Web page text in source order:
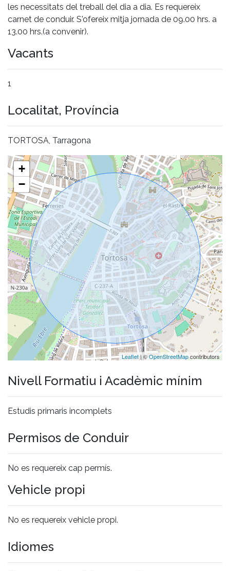
les necessitats del treball del dia a dia. Es requereix
carnet de conduir. S'ofereix mitja jornada de 09.00 hrs. a
13.00 hrs.(a convenir).
Vacants
1
Localitat, Província
TORTOSA, Tarragona
+
−
Leaflet| ©OpenStreetMapcontributors
Nivell Formatiu i Acadèmic mínim
Estudis primaris incomplets
Permisos de Conduir
No es requereix cap permís.
Vehicle propi
No es requereix vehicle propi.
Idiomes